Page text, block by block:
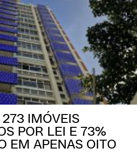
IMÓVEIS
POR LEI E 73%
EM APENAS OITO